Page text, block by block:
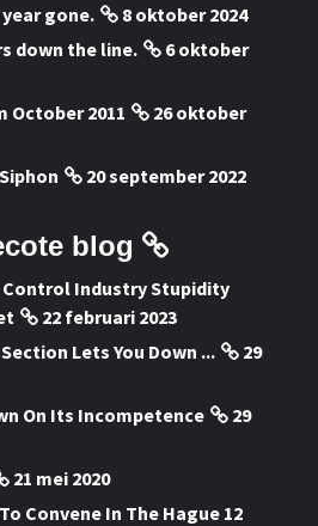
gone.
8 oktober 2024
down the line.
6 oktober
October 2011
26 oktober
20 september 2022
blog
Control Industry Stupidity
22 februari 2023
Lets You Down ...
29
On Its Incompetence
29
21 mei 2020
Convene In The Hague 12